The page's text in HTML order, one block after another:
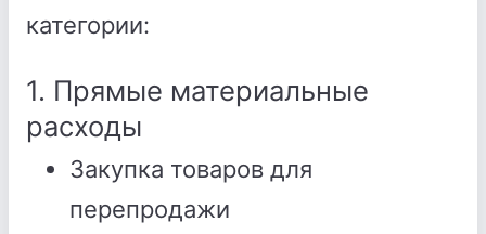
категории:
1. Прямые материальные
расходы
Закупка товаров для
перепродажи